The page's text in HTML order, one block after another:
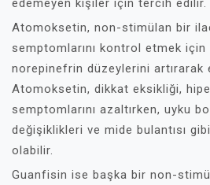
edemeyen kişiler için tercih edilir.
Atomoksetin, non-stimülan bir
semptomlarını kontrol etmek için
norepinefrin düzeylerini artırarak
Atomoksetin, dikkat eksikliği,
semptomlarını azaltırken, uyku
değişiklikleri ve mide bulantısı
olabilir.
Guanfisin ise başka bir non-